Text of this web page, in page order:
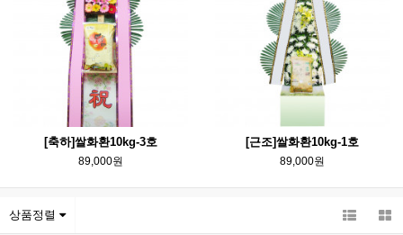
[축하]쌀화환10kg-3호
89,000원
[근조]쌀화환10kg-1호
89,000원
상품정렬